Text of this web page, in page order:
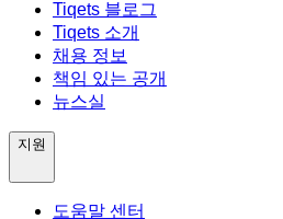
Tiqets 블로그
Tiqets 소개
채용 정보
책임 있는 공개
뉴스실
지원
도움말 센터